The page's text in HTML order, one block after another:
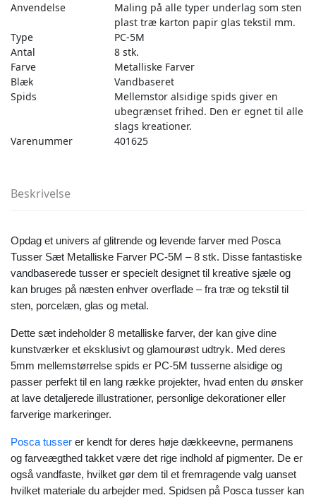
Anvendelse
Maling på alle typer underlag som sten
plast træ karton papir glas tekstil mm.
Type
PC-5M
Antal
8 stk.
Farve
Metalliske Farver
Blæk
Vandbaseret
Spids
Mellemstor alsidige spids giver en
ubegrænset frihed. Den er egnet til alle
slags kreationer.
Varenummer
401625
Beskrivelse
Opdag et univers af glitrende og levende farver med Posca
Tusser Sæt Metalliske Farver PC-5M – 8 stk. Disse fantastiske
vandbaserede tusser er specielt designet til kreative sjæle og
kan bruges på næsten enhver overflade – fra træ og tekstil til
sten, porcelæn, glas og metal.
Dette sæt indeholder 8 metalliske farver, der kan give dine
kunstværker et eksklusivt og glamourøst udtryk. Med deres
5mm mellemstørrelse spids er PC-5M tusserne alsidige og
passer perfekt til en lang række projekter, hvad enten du ønsker
at lave detaljerede illustrationer, personlige dekorationer eller
farverige markeringer.
Posca tusser er kendt for deres høje dækkeevne, permanens
og farveægthed takket være det rige indhold af pigmenter. De er
også vandfaste, hvilket gør dem til et fremragende valg uanset
hvilket materiale du arbejder med. Spidsen på Posca tusser kan